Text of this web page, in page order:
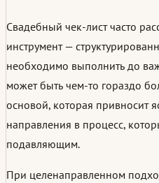
Свадебный чек-лист часто
инструмент —
необходимо выполнить до
может быть чем-то гораздо
основой, которая привносит
направления в процесс,
подавляющим.
При целенаправленном